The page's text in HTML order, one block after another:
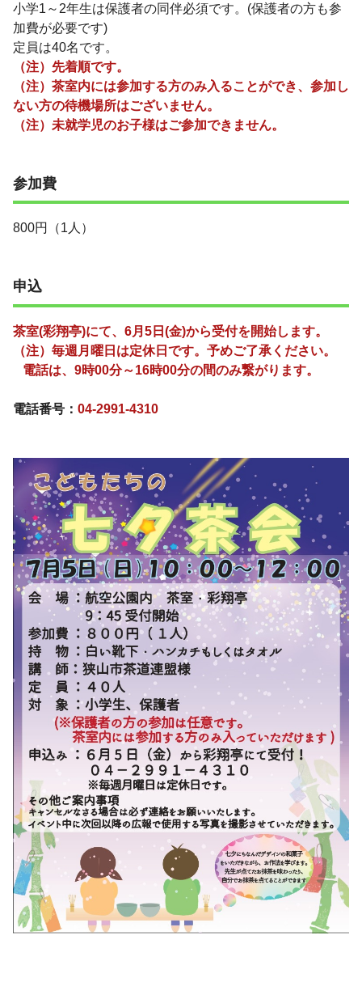
小学1～2年生は保護者の同伴必須です。(保護者の方も参
加費が必要です)
定員は40名です。
（注）先着順です。
（注）茶室内には参加する方のみ入ることができ、参加し
ない方の待機場所はございません。
（注）未就学児のお子様はご参加できません。
参加費
800円（1人）
申込
茶室(彩翔亭)にて、6月5日(金)から受付を開始します。
（注）毎週月曜日は定休日です。予めご了承ください。
電話は、9時00分～16時00分の間のみ繋がります。
電話番号： 04-2991-4310